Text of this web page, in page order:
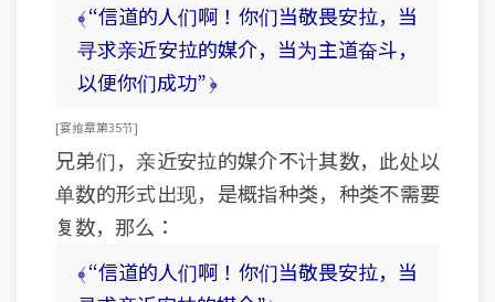
﴾ “信道的人们啊！你们当敬畏安拉，当
寻求亲近安拉的媒介，当为主道奋斗，
以便你们成功” ﴿
[ 宴飨章第35节 ]
兄弟们，亲近安拉的媒介不计其数，此处以
单数的形式出现，是概指种类，种类不需要
复数，那么：
﴾ “信道的人们啊！你们当敬畏安拉，当